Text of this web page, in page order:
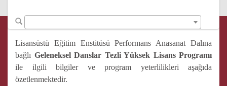
Lisansüstü Eğitim Enstitüsü Performans Anasanat Dalına
bağlı Geleneksel Danslar Tezli Yüksek Lisans Programı
ile ilgili bilgiler ve program yeterlilikleri aşağıda
özetlenmektedir.